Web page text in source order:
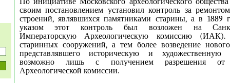
своим постановлением установил контроль за
строений, являвшихся памятниками старины, а в 1889
указом этот контроль был возложен на Санкт-
Императорскую Археологическую комиссию (ИАК)
старинных сооружений, а тем более возведение
представлявшего историческую и художественную
возможно лишь с получением разрешения от
Археологической комиссии.